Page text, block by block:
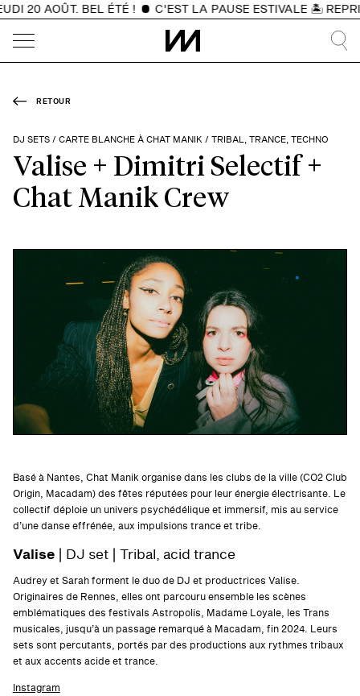
20 AOÛT. BEL ÉTÉ ! C'EST LA PAUSE ESTIVALE 🏝️
RETOUR
DJ SETS / CARTE BLANCHE À CHAT MANIK / TRIBAL, TRANCE, TECHNO
Valise + Dimitri Selectif +
Chat Manik Crew
Basé à Nantes, Chat Manik organise dans les clubs de la ville (CO2 Club
Origin, Macadam) des fêtes réputées pour leur énergie électrisante. Le
collectif déploie un univers psychédélique et immersif, mis au service
d’une danse effrénée, aux impulsions trance et tribe.
Valise| DJ set | Tribal, acid trance
Audrey et Sarah forment le duo de DJ et productrices Valise.
Originaires de Rennes, elles ont parcouru ensemble les scènes
emblématiques des festivals Astropolis, Madame Loyale, les Trans
musicales, jusqu’à un passage remarqué à Macadam, fin 2024. Leurs
sets sont percutants, portés par des productions aux rythmes tribaux
et aux accents acide et trance.
Instagram